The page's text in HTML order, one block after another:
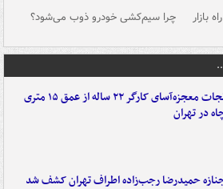
بازار چرا سیم‌کشی خودرو ذوب می‌شود؟
نجات معجزه‌آسای کارگر ۲۲ ساله از عمق ۱۵ متری
در تهران
حمیدرضا رجب‌زاده اطراف تهران کشف شد